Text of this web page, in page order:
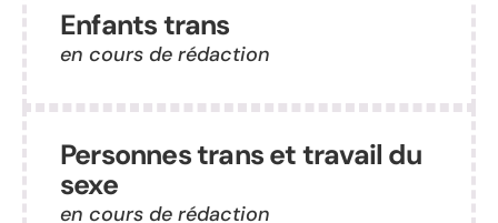
Enfants trans
en cours de rédaction
Personnes trans et travail du
sexe
en cours de rédaction